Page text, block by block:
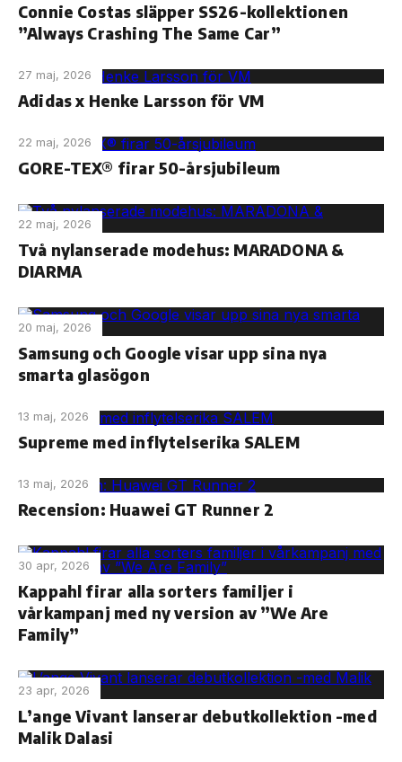
Connie Costas släpper SS26-kollektionen
”Always Crashing The Same Car”
27 maj, 2026
Adidas x Henke Larsson för VM
22 maj, 2026
GORE-TEX® firar 50-årsjubileum
22 maj, 2026
Två nylanserade modehus: MARADONA &
DIARMA
20 maj, 2026
Samsung och Google visar upp sina nya
smarta glasögon
13 maj, 2026
Supreme med inflytelserika SALEM
13 maj, 2026
Recension: Huawei GT Runner 2
30 apr, 2026
Kappahl firar alla sorters familjer i
vårkampanj med ny version av ”We Are
Family”
23 apr, 2026
L’ange Vivant lanserar debutkollektion -med
Malik Dalasi